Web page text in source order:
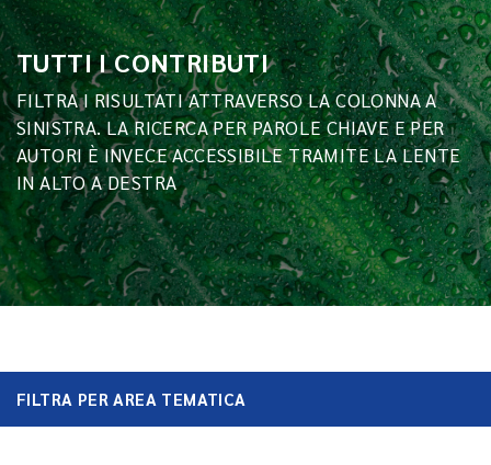
TUTTI I CONTRIBUTI
FILTRA I RISULTATI ATTRAVERSO LA COLONNA A
SINISTRA. LA RICERCA PER PAROLE CHIAVE E PER
AUTORI È INVECE ACCESSIBILE TRAMITE LA LENTE
IN ALTO A DESTRA
FILTRA PER AREA TEMATICA